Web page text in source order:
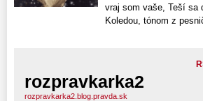
vraj som vaše, Teší sa
Koledou, tónom z
rozpravkarka2
rozpravkarka2.blog.pravda.sk